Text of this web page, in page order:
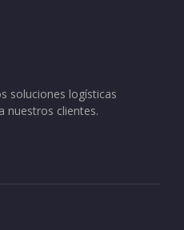
soluciones logísticas
nuestros clientes.